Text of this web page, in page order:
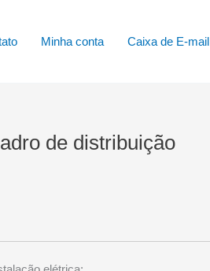
Minha conta Caixa de E-mail
de distribuição